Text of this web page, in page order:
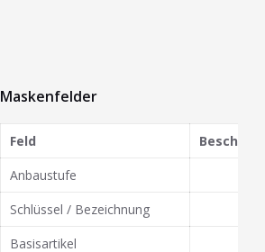
Maskenfelder
Feld
Anbaustufe
Schlüssel / Bezeichnung
Basisartikel